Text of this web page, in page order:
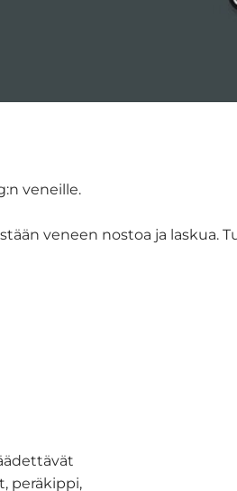
veneille.
veneen nostoa ja
peräkippi,